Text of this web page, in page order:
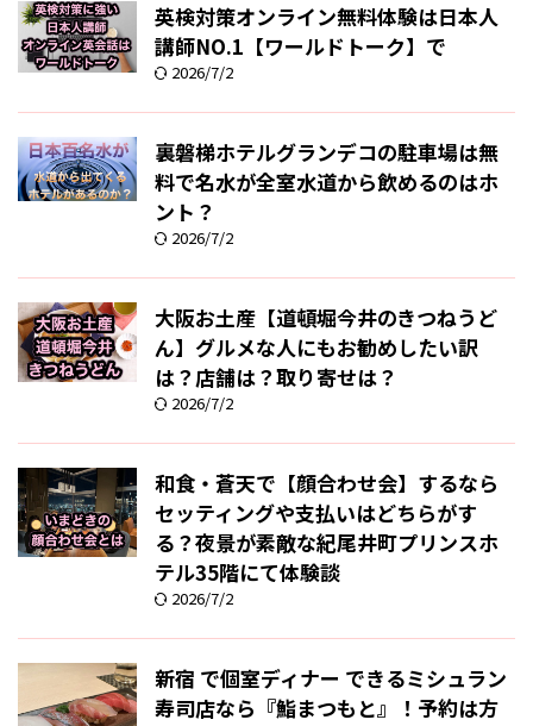
英検対策オンライン無料体験は日本人
講師NO.1【ワールドトーク】で
2026/7/2
裏磐梯ホテルグランデコの駐車場は無
料で名水が全室水道から飲めるのはホ
ント？
2026/7/2
大阪お土産【道頓堀今井のきつねうど
ん】グルメな人にもお勧めしたい訳
は？店舗は？取り寄せは？
2026/7/2
和食・蒼天で【顔合わせ会】するなら
セッティングや支払いはどちらがす
る？夜景が素敵な紀尾井町プリンスホ
テル35階にて体験談
2026/7/2
新宿 で個室ディナー できるミシュラン
寿司店なら『鮨まつもと』！予約は方